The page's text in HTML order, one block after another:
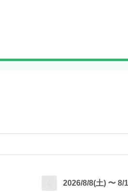
2026/8/8(土) 〜 8/